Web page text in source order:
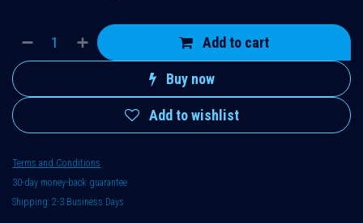
Add to cart
Buy now
Add to wishlist
Terms and Conditions
30-day money-back guarantee
Shipping: 2-3 Business Days